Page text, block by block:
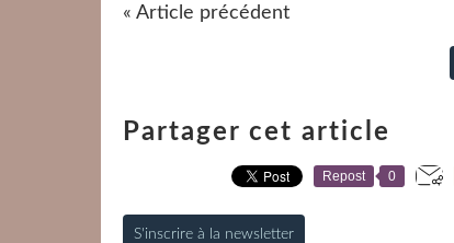
« Article précédent
Partager cet article
Repost 0
S'inscrire à la newsletter